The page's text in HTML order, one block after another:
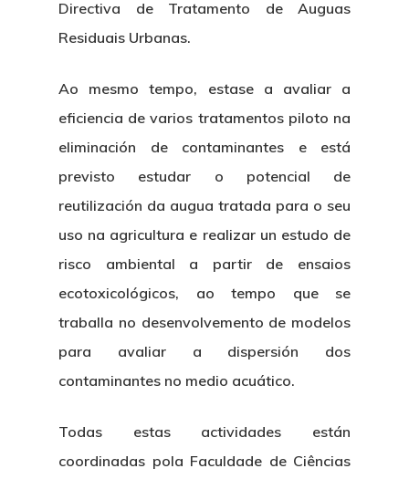
Directiva de Tratamento de Auguas
Residuais Urbanas.
Ao mesmo tempo, estase a avaliar a
eficiencia de varios tratamentos piloto na
eliminación de contaminantes e está
previsto estudar o potencial de
reutilización da augua tratada para o seu
uso na agricultura e realizar un estudo de
risco ambiental a partir de ensaios
ecotoxicológicos, ao tempo que se
traballa no desenvolvemento de modelos
para avaliar a dispersión dos
contaminantes no medio acuático.
Todas estas actividades están
coordinadas pola Faculdade de Ciências